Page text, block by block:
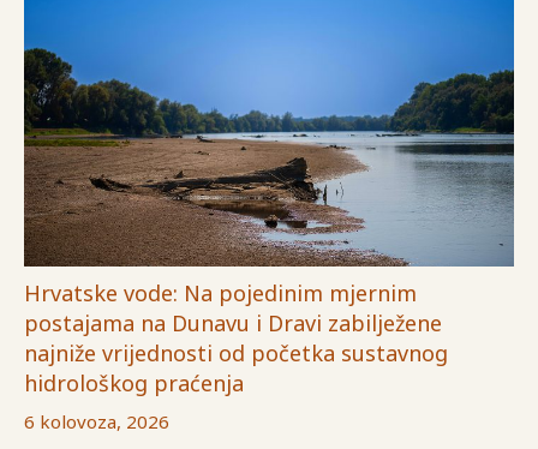
Hrvatske vode: Na pojedinim mjernim
postajama na Dunavu i Dravi zabilježene
najniže vrijednosti od početka sustavnog
hidrološkog praćenja
6 kolovoza, 2026